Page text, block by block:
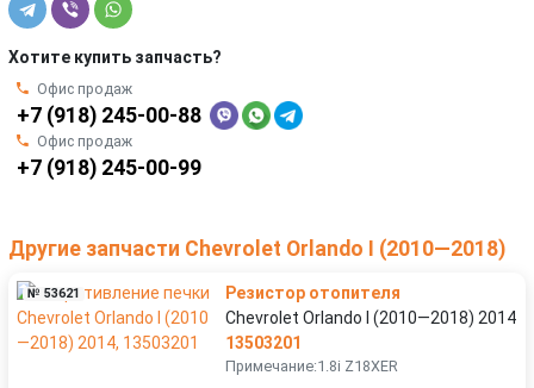
Хотите купить запчасть?
Офис продаж
+7 (918) 245-00-88
Офис продаж
+7 (918) 245-00-99
Другие запчасти Chevrolet Orlando I (2010—2018)
№ 53621
Резистор отопителя
Chevrolet Orlando I (2010—2018) 2014
13503201
Примечание:1.8i Z18XER